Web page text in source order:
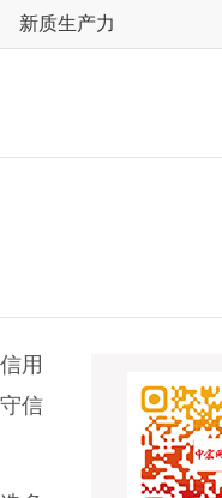
新质生产力
用
信